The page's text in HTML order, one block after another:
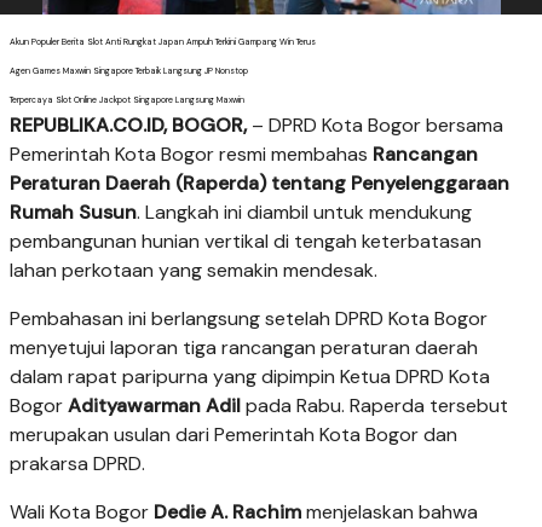
Akun Populer Berita Slot Anti Rungkat Japan Ampuh Terkini Gampang Win Terus
Agen Games Maxwin Singapore Terbaik Langsung JP Nonstop
Terpercaya Slot Online Jackpot Singapore Langsung Maxwin
REPUBLIKA.CO.ID, BOGOR,– DPRD Kota Bogor bersama
Pemerintah Kota Bogor resmi membahas Rancangan
Peraturan Daerah (Raperda) tentang Penyelenggaraan
Rumah Susun. Langkah ini diambil untuk mendukung
pembangunan hunian vertikal di tengah keterbatasan
lahan perkotaan yang semakin mendesak.
Pembahasan ini berlangsung setelah DPRD Kota Bogor
menyetujui laporan tiga rancangan peraturan daerah
dalam rapat paripurna yang dipimpin Ketua DPRD Kota
BogorAdityawarman Adilpada Rabu. Raperda tersebut
merupakan usulan dari Pemerintah Kota Bogor dan
prakarsa DPRD.
Wali Kota Bogor Dedie A. Rachimmenjelaskan bahwa